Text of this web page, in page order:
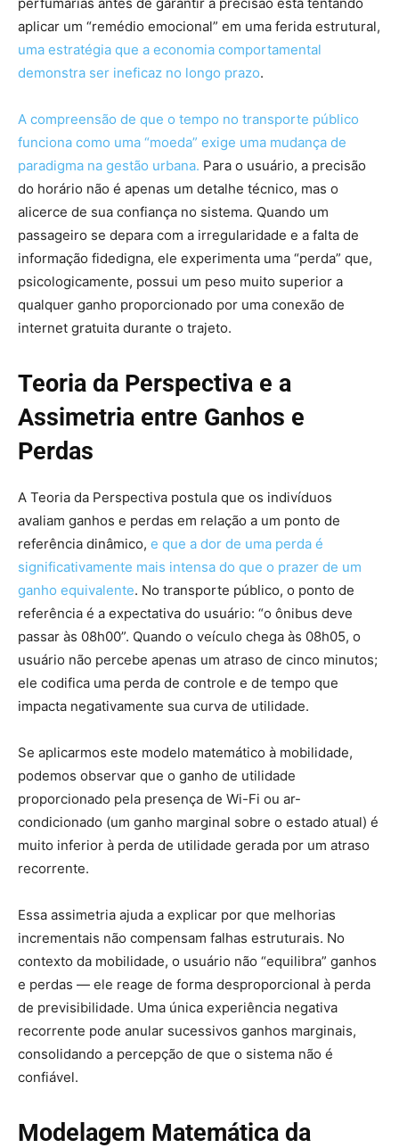
aplicar um “remédio emocional” em uma ferida estrutural,
uma estratégia que a economia comportamental
demonstra ser ineficaz no longo prazo.
A compreensão de que o tempo no transporte público
funciona como uma “moeda” exige uma mudança de
paradigma na gestão urbana. Para o usuário, a precisão
do horário não é apenas um detalhe técnico, mas o
alicerce de sua confiança no sistema. Quando um
passageiro se depara com a irregularidade e a falta de
informação fidedigna, ele experimenta uma “perda” que,
psicologicamente, possui um peso muito superior a
qualquer ganho proporcionado por uma conexão de
internet gratuita durante o trajeto.
Teoria da Perspectiva e a
Assimetria entre Ganhos e
Perdas
A Teoria da Perspectiva postula que os indivíduos
avaliam ganhos e perdas em relação a um ponto de
referência dinâmico, e que a dor de uma perda é
significativamente mais intensa do que o prazer de um
ganho equivalente. No transporte público, o ponto de
referência é a expectativa do usuário: “o ônibus deve
passar às 08h00”. Quando o veículo chega às 08h05, o
usuário não percebe apenas um atraso de cinco minutos;
ele codifica uma perda de controle e de tempo que
impacta negativamente sua curva de utilidade.
Se aplicarmos este modelo matemático à mobilidade,
podemos observar que o ganho de utilidade
proporcionado pela presença de Wi-Fi ou ar-
condicionado (um ganho marginal sobre o estado atual) é
muito inferior à perda de utilidade gerada por um atraso
recorrente.
Essa assimetria ajuda a explicar por que melhorias
incrementais não compensam falhas estruturais. No
contexto da mobilidade, o usuário não “equilibra” ganhos
e perdas — ele reage de forma desproporcional à perda
de previsibilidade. Uma única experiência negativa
recorrente pode anular sucessivos ganhos marginais,
consolidando a percepção de que o sistema não é
confiável.
Modelagem Matemática da